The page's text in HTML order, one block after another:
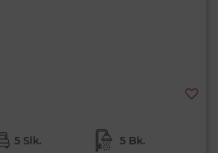
5 Slk. 5 Bk.